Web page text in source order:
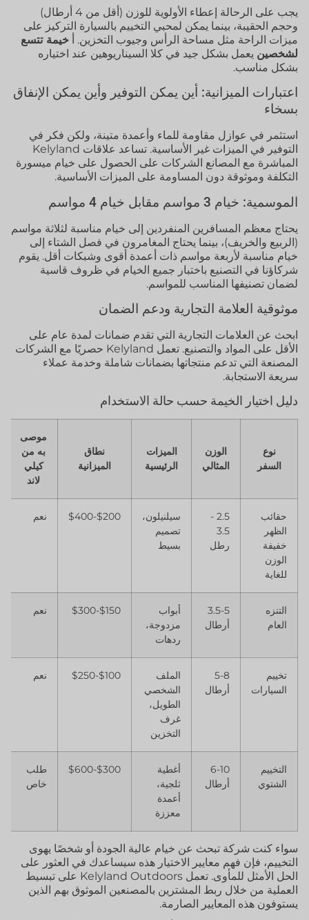
يجب على الرحالة إعطاء الأولوية للوزن (أقل من 4 أرطال)
وحجم الحقيبة، بينما يمكن لمحبي التخييم بالسيارة التركيز على
ميزات الراحة مثل مساحة الرأس وجيوب التخزين. أ خيمة تتسع
لشخصين يعمل بشكل جيد في كلا السيناريوهين عند اختياره
بشكل مناسب.
اعتبارات الميزانية: أين يمكن التوفير وأين يمكن الإنفاق
بسخاء
استثمر في عوازل مقاومة للماء وأعمدة متينة، ولكن فكر في
التوفير في الميزات غير الأساسية. تساعد علاقات Kelyland
المباشرة مع المصانع الشركات على الحصول على خيام ميسورة
التكلفة وموثوقة دون المساومة على الميزات الأساسية.
الموسمية: خيام 3 مواسم مقابل خيام 4 مواسم
يحتاج معظم المسافرين المنفردين إلى خيام مناسبة لثلاثة مواسم
(الربيع والخريف)، بينما يحتاج المغامرون في فصل الشتاء إلى
خيام مناسبة لأربعة مواسم ذات أعمدة أقوى وشبكات أقل. يقوم
شركاؤنا في التصنيع باختبار جميع الخيام في ظروف قاسية
لضمان تصنيفها المناسب للمواسم.
موثوقية العلامة التجارية ودعم الضمان
ابحث عن العلامات التجارية التي تقدم ضمانات لمدة عام على
الأقل على المواد والتصنيع. تعمل Kelyland حصريًا مع الشركات
المصنعة التي تدعم منتجاتها بضمانات شاملة وخدمة عملاء
سريعة الاستجابة.
دليل اختيار الخيمة حسب حالة الاستخدام
نوع
السفر
الوزن
المثالي
الميزات
الرئيسية
نطاق
الميزانية
موصى
به من
كيلي
لاند
حقائب
الظهر
خفيفة
الوزن
للغاية
2.5 -
3.5
رطل
سيلنيلون،
تصميم
بسيط
$200-$400 نعم
التنزه
العام
3.5-5
أرطال
أبواب
مزدوجة،
ردهات
$150-$300 نعم
تخييم
السيارات
5-8
أرطال
الملف
الشخصي
الطويل،
غرف
التخزين
$100-$250 نعم
التخييم
الشتوي
6-10
أرطال
أغطية
ثلجية،
أعمدة
معززة
$300-$600
طلب
خاص
سواء كنت شركة تبحث عن خيام عالية الجودة أو شخصًا يهوى
التخييم، فإن فهم معايير الاختيار هذه سيساعدك في العثور على
الحل الأمثل للمأوى. تعمل Kelyland Outdoors على تبسيط
العملية من خلال ربط المشترين بالمصنعين الموثوق بهم الذين
يستوفون هذه المعايير الصارمة.